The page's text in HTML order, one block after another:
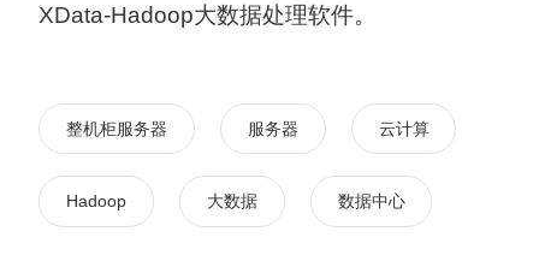
XData-Hadoop大数据处理软件。
整机柜服务器 服务器 云计算
Hadoop 大数据 数据中心